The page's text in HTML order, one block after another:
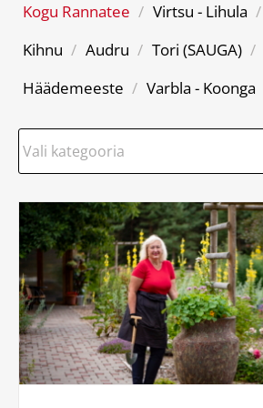
Kogu Rannatee / Virtsu - Lihula /
Kihnu / Audru / Tori (SAUGA) /
Häädemeeste / Varbla - Koonga